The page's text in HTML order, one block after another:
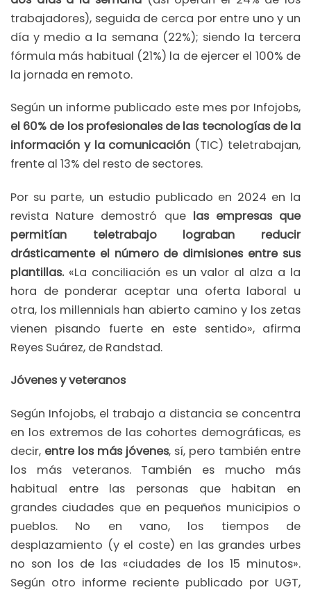
trabajadores), seguida de cerca por entre uno y un
día y medio a la semana (22%); siendo la tercera
fórmula más habitual (21%) la de ejercer el 100% de
la jornada en remoto.
Según un informe publicado este mes por Infojobs,
el 60% de los profesionales de las tecnologías de la
información y la comunicación (TIC) teletrabajan,
frente al 13% del resto de sectores.
Por su parte, un estudio publicado en 2024 en la
revista Nature demostró que las empresas que
permitían teletrabajo lograban reducir
drásticamente el número de dimisiones entre sus
plantillas. «La conciliación es un valor al alza a la
hora de ponderar aceptar una oferta laboral u
otra, los millennials han abierto camino y los zetas
vienen pisando fuerte en este sentido», afirma
Reyes Suárez, de Randstad.
Jóvenes y veteranos
Según Infojobs, el trabajo a distancia se concentra
en los extremos de las cohortes demográficas, es
decir, entre los más jóvenes, sí, pero también entre
los más veteranos. También es mucho más
habitual entre las personas que habitan en
grandes ciudades que en pequeños municipios o
pueblos. No en vano, los tiempos de
desplazamiento (y el coste) en las grandes urbes
no son los de las «ciudades de los 15 minutos».
Según otro informe reciente publicado por UGT,